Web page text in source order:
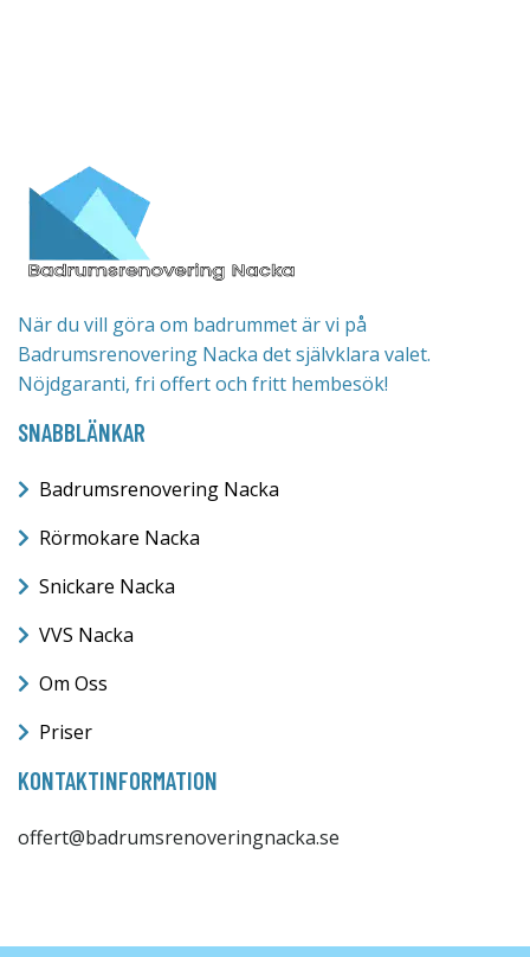
När du vill göra om badrummet är vi på
Badrumsrenovering Nacka det självklara valet.
Nöjdgaranti, fri offert och fritt hembesök!
SNABBLÄNKAR
Badrumsrenovering Nacka
Rörmokare Nacka
Snickare Nacka
VVS Nacka
Om Oss
Priser
KONTAKTINFORMATION
offert@badrumsrenoveringnacka.se